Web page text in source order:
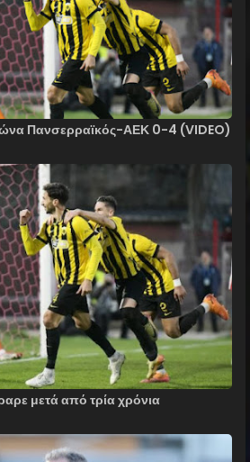
Πανσερραϊκός-ΑΕΚ 0-4 (VIDEO)
μετά από τρία χρόνια